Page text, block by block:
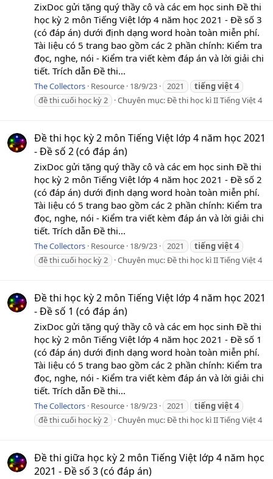
ZixDoc gửi tặng quý thầy cô và các em học sinh Đề thi
học kỳ 2 môn Tiếng Việt lớp 4 năm học 2021 - Đề số 3
(có đáp án) dưới định dạng word hoàn toàn miễn phí.
Tài liệu có 5 trang bao gồm các 2 phần chính: Kiểm tra
đọc, nghe, nói - Kiểm tra viết kèm đáp án và lời giải chi
tiết. Trích dẫn Đề thi...
The Collectors Resource 18/9/23 2021 tiếngviệt4
đề thi cuối học kỳ 2
Chuyên mục:Đề thi học kì II Tiếng Việt 4
Đề thi học kỳ 2 môn Tiếng Việt lớp 4 năm học 2021
- Đề số 2 (có đáp án)
ZixDoc gửi tặng quý thầy cô và các em học sinh Đề thi
học kỳ 2 môn Tiếng Việt lớp 4 năm học 2021 - Đề số 2
(có đáp án) dưới định dạng word hoàn toàn miễn phí.
Tài liệu có 5 trang bao gồm các 2 phần chính: Kiểm tra
đọc, nghe, nói - Kiểm tra viết kèm đáp án và lời giải chi
tiết. Trích dẫn Đề thi...
The Collectors Resource 18/9/23 2021 tiếngviệt4
đề thi cuối học kỳ 2
Chuyên mục:Đề thi học kì II Tiếng Việt 4
Đề thi học kỳ 2 môn Tiếng Việt lớp 4 năm học 2021
- Đề số 1 (có đáp án)
ZixDoc gửi tặng quý thầy cô và các em học sinh Đề thi
học kỳ 2 môn Tiếng Việt lớp 4 năm học 2021 - Đề số 1
(có đáp án) dưới định dạng word hoàn toàn miễn phí.
Tài liệu có 5 trang bao gồm các 2 phần chính: Kiểm tra
đọc, nghe, nói - Kiểm tra viết kèm đáp án và lời giải chi
tiết. Trích dẫn Đề thi...
The Collectors Resource 18/9/23 2021 tiếngviệt4
đề thi cuối học kỳ 2
Chuyên mục:Đề thi học kì II Tiếng Việt 4
Đề thi giữa học kỳ 2 môn Tiếng Việt lớp 4 năm học
2021 - Đề số 3 (có đáp án)